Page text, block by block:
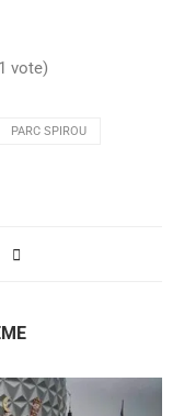
vote)
PARC SPIROU